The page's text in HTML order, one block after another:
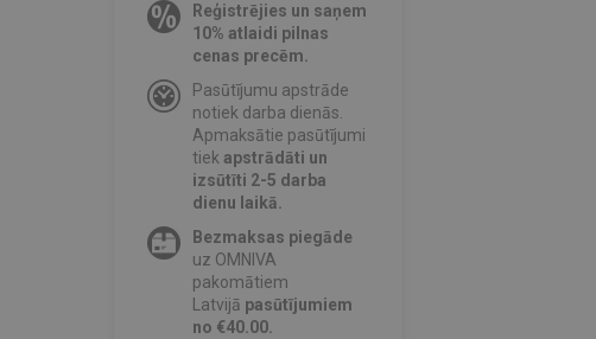
Reģistrējies un saņem
10% atlaidi pilnas
cenas precēm.
Pasūtījumu apstrāde
notiek darba dienās.
Apmaksātie pasūtījumi
tiekapstrādāti un
izsūtīti 2-5 darba
dienu laikā.
Bezmaksas piegāde
uz OMNIVA
pakomātiem
Latvijā pasūtījumiem
no €40.00.